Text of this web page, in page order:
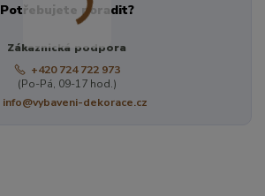
Potřebujete poradit?
Zákaznická podpora
+420 724 722 973
(Po-Pá, 09-17 hod.)
info@vybaveni-dekorace.cz